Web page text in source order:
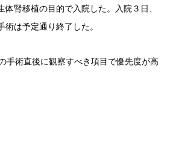
体腎移植の目的で入院した。入院３日、
術は予定通り終了した。
術直後に観察すべき項目で優先度が高